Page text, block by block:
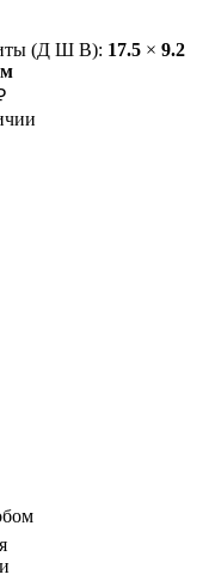
(Д Ш В): 17.5 × 9.2